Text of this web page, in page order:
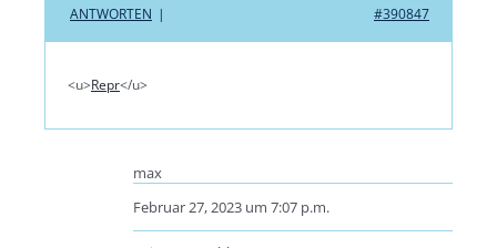
#390847
ANTWORTEN |
<u>Repr</u>
max
Februar 27, 2023 um 7:07 p.m.